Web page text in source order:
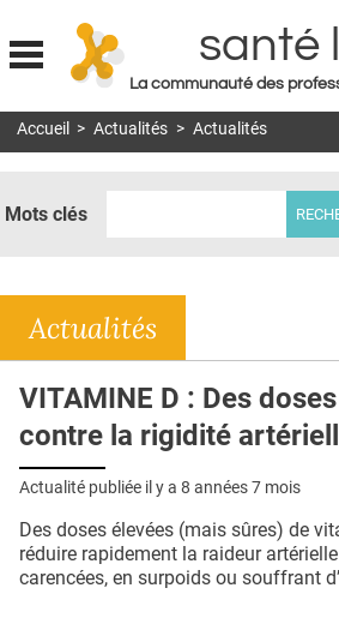
Jump to
santé
La communauté des
MON COMPTE
DOSSIERS
RÉSEAUX
E-REVUE SAD
QUI SOMMES-NOUS ?
Accueil > Actualités > Actualités
Mots clés
Actualités
VITAMINE D : Des
contre la rigidité
Actualité publiée il y a 8 années 7 mois
Des doses élevées (mais sûres) de
réduire rapidement la raideur
carencées, en surpoids ou souffrant